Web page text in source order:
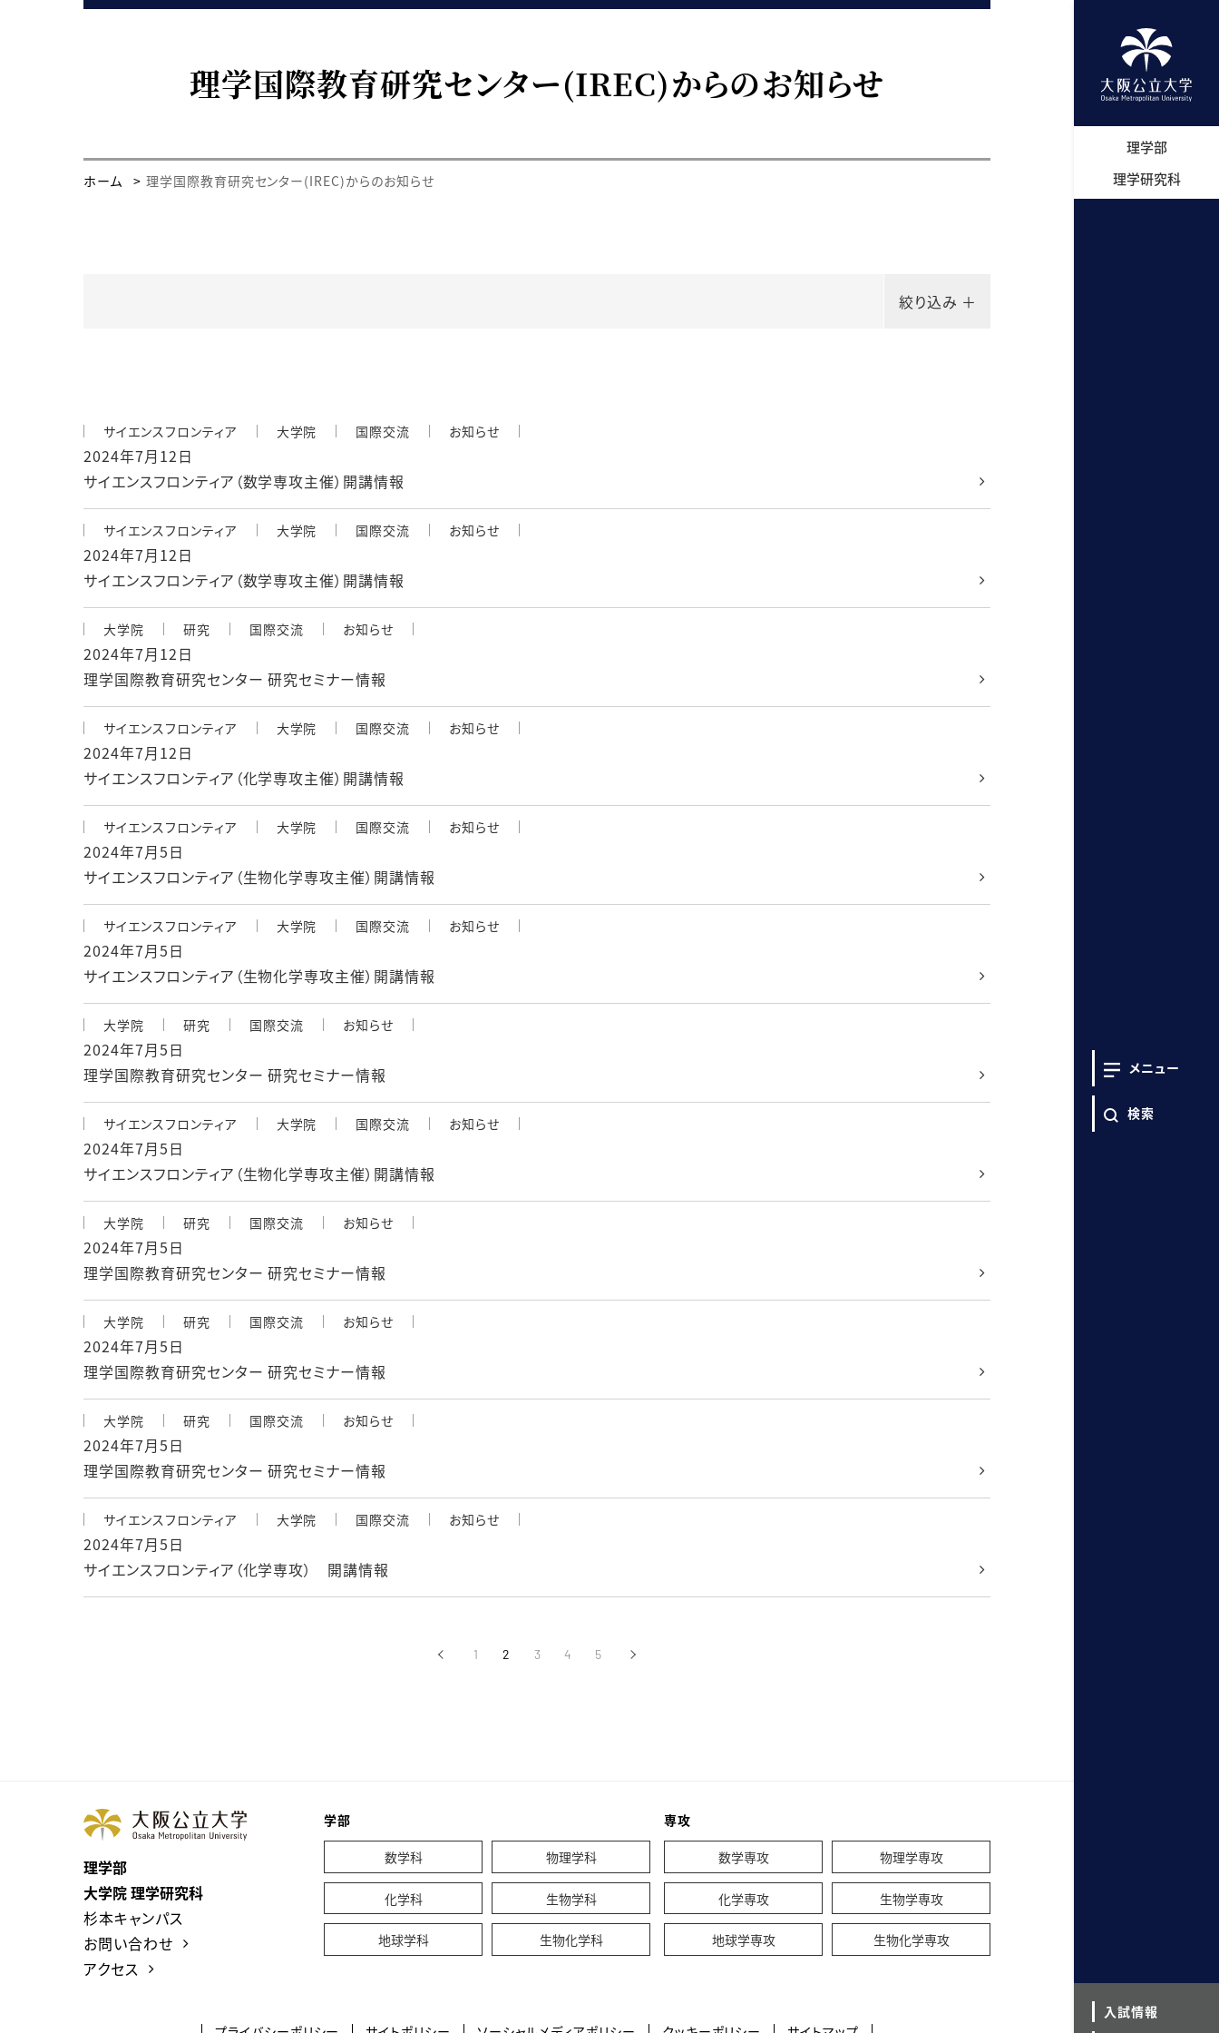
理学部
理学研究科
メニュー
検索
入試情報
理学国際教育研究センター(IREC)からのお知らせ
ホーム 理学国際教育研究センター(IREC)からのお知らせ
絞り込み
サイエンスフロンティア 大学院 国際交流 お知らせ
2024年7月12日
サイエンスフロンティア（数学専攻主催）開講情報
サイエンスフロンティア 大学院 国際交流 お知らせ
2024年7月12日
サイエンスフロンティア（数学専攻主催）開講情報
大学院 研究 国際交流 お知らせ
2024年7月12日
理学国際教育研究センター 研究セミナー情報
サイエンスフロンティア 大学院 国際交流 お知らせ
2024年7月12日
サイエンスフロンティア（化学専攻主催）開講情報
サイエンスフロンティア 大学院 国際交流 お知らせ
2024年7月5日
サイエンスフロンティア（生物化学専攻主催）開講情報
サイエンスフロンティア 大学院 国際交流 お知らせ
2024年7月5日
サイエンスフロンティア（生物化学専攻主催）開講情報
大学院 研究 国際交流 お知らせ
2024年7月5日
理学国際教育研究センター 研究セミナー情報
サイエンスフロンティア 大学院 国際交流 お知らせ
2024年7月5日
サイエンスフロンティア（生物化学専攻主催）開講情報
大学院 研究 国際交流 お知らせ
2024年7月5日
理学国際教育研究センター 研究セミナー情報
大学院 研究 国際交流 お知らせ
2024年7月5日
理学国際教育研究センター 研究セミナー情報
大学院 研究 国際交流 お知らせ
2024年7月5日
理学国際教育研究センター 研究セミナー情報
サイエンスフロンティア 大学院 国際交流 お知らせ
2024年7月5日
サイエンスフロンティア（化学専攻） 開講情報
‹前へ 1 2 3 4 5 ›次へ
理学部
大学院 理学研究科
杉本キャンパス
お問い合わせ
アクセス
学部
数学科 物理学科
化学科 生物学科
地球学科 生物化学科
専攻
数学専攻 物理学専攻
化学専攻 生物学専攻
地球学専攻 生物化学専攻